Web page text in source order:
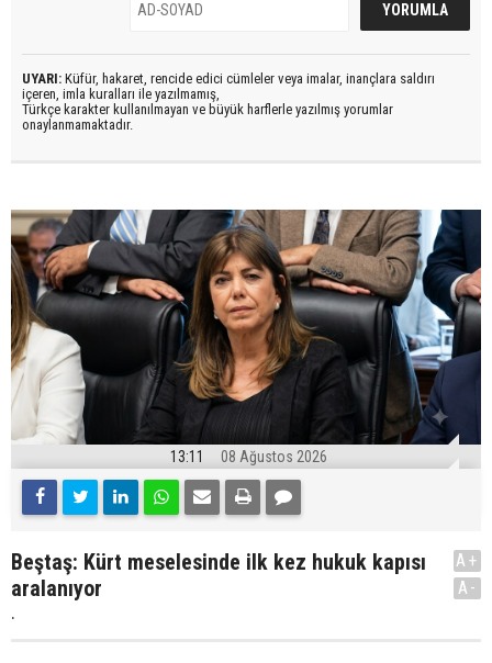
UYARI: Küfür, hakaret, rencide edici cümleler veya imalar, inançlara saldırı
içeren, imla kuralları ile yazılmamış,
Türkçe karakter kullanılmayan ve büyük harflerle yazılmış yorumlar
onaylanmamaktadır.
13:11 08 Ağustos 2026
Beştaş: Kürt meselesinde ilk kez hukuk kapısı
aralanıyor
.
A+
A-